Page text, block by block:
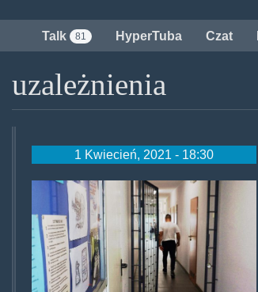
treści
Talk 81 HyperTuba Czat
uzależnienia
1 Kwiecień, 2021 - 18:30
terapiauz.jpg